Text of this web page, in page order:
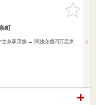
お気に入
りに追加
町
之条駅乗換 → 関越交通四万温泉